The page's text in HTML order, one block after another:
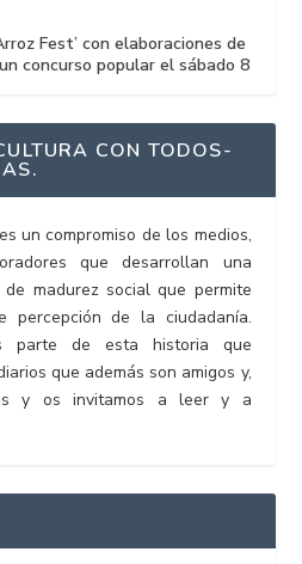
Fest’ con elaboraciones de
concurso popular el sábado 8
CON TODOS-
un compromiso de los medios,
que desarrollan una
madurez social que permite
percepción de la ciudadanía.
parte de esta historia que
que además son amigos y,
y os invitamos a leer y a